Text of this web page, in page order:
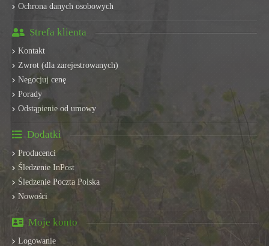
Ochrona danych osobowych
Strefa klienta
Kontakt
Zwrot (dla zarejestrowanych)
Negocjuj cenę
Porady
Odstąpienie od umowy
Dodatki
Producenci
Śledzenie InPost
Śledzenie Poczta Polska
Nowości
Moje konto
Logowanie